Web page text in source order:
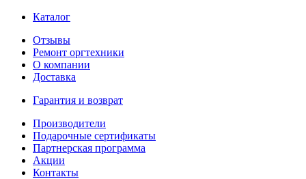
Каталог
Отзывы
Ремонт оргтехники
О компании
Доставка
Гарантия и возврат
Производители
Подарочные сертификаты
Партнерская программа
Акции
Контакты